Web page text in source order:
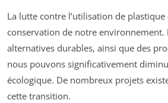
La lutte contre l’utilisation de
conservation de notre environnement.
alternatives durables, ainsi que des
nous pouvons significativement
écologique. De nombreux projets
cette transition.